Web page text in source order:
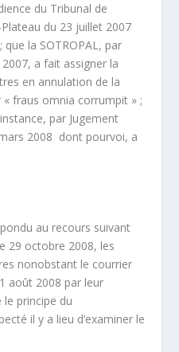
du Tribunal de
du 23 juillet 2007
que la SOTROPAL, par
a fait assigner la
en annulation de la
fraus omnia corrumpit » ;
par Jugement
2008 dont pourvoi, a
au recours suivant
29 octobre 2008, les
nonobstant le courrier
août 2008 par leur
le principe du
il y a lieu d’examiner le